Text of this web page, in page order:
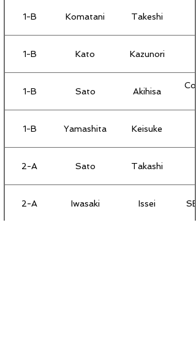
1-B Komatani Takeshi
1-B Kato Kazunori
1-B Sato Akihisa
1-B Yamashita Keisuke
2-A Sato Takashi
2-A Iwasaki Issei